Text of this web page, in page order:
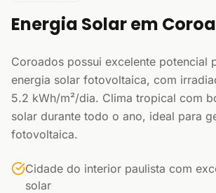
Energia Solar em
Coroados possui excelente potencial
energia solar fotovoltaica, com
5.2 kWh/m²/dia. Clima tropical com
solar durante todo o ano, ideal para
fotovoltaica.
Cidade do interior paulista com
solar